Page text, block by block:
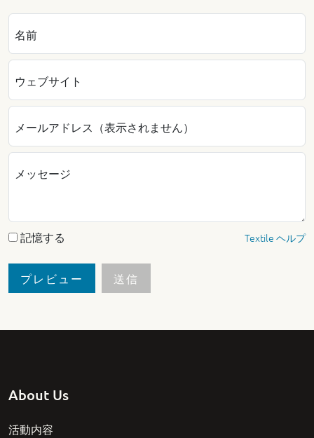
名前
ウェブサイト
メールアドレス（表示されません）
メッセージ
記憶する Textile ヘルプ
About Us
活動内容